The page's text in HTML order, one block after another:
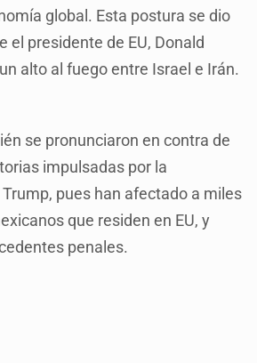
global. Esta postura se dio
el presidente de EU, Donald
alto al fuego entre Israel e Irán.
se pronunciaron en contra de
impulsadas por la
pues han afectado a miles
que residen en EU, y
penales.